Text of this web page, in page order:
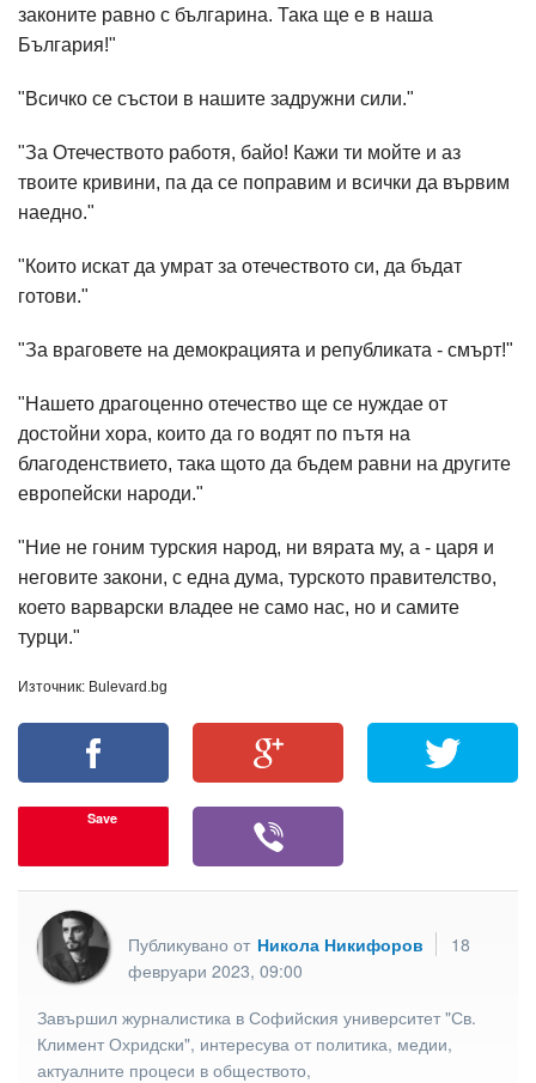
законите равно с българина. Така ще е в наша
България!"
"Всичко се състои в нашите задружни сили."
"За Отечеството работя, байо! Кажи ти мойте и аз
твоите кривини, па да се поправим и всички да вървим
наедно."
"Които искат да умрат за отечеството си, да бъдат
готови."
"За враговете на демокрацията и републиката - смърт!"
"Нашето драгоценно отечество ще се нуждае от
достойни хора, които да го водят по пътя на
благоденствието, така щото да бъдем равни на другите
европейски народи."
"Ние не гоним турския народ, ни вярата му, а - царя и
неговите закони, с една дума, турското правителство,
което варварски владее не само нас, но и самите
турци."
Източник: Bulevard.bg
Save
Публикувано от Никола Никифоров
18
февруари 2023, 09:00
Завършил журналистика в Софийския университет "Св.
Климент Охридски", интересува от политика, медии,
актуалните процеси в обществото,